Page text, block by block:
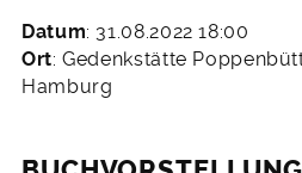
23.
August
2022
Datum: 31.08.2022 18:00
Ort: Gedenkstätte
Hamburg